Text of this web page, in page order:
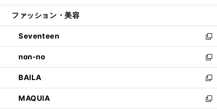
開
ウ
開
く
ン
ウ
で
開
く
ウ
ン
ド
ウ
で
開
く
ファッション・美容
Seventeen
新
し
い
ウ
ィ
ン
ド
non-no
新
し
い
ウ
ィ
BAILA
新
し
い
MAQUIA
新